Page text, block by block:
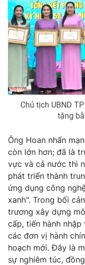
Chủ tịch UBND
tặng
Ông Hoan nhấn
còn lớn hơn; đã là
vực và cả nước thì
phát triển thành
ứng dụng công
xanh". Trong bối
trương xây dựng
cấp, tiến hành
các đơn vị hành
hoạch mới. Đây là
sự nghiêm túc,